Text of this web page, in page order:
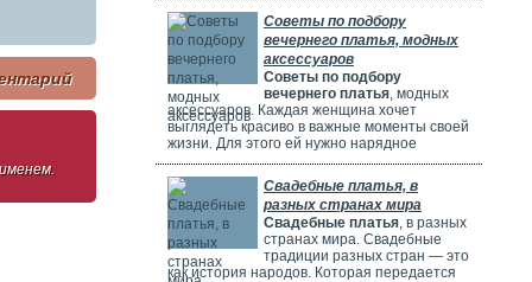
женщины чаще всего выбирают шубы из
соболя. Они красивые, дорогие и выглядят
очень элегантно. Соболя называют
"Королем всех мехов". Это значит, что он
самый шикарный и роскошный.
Советы по подбору
вечернего платья, модных
аксессуаров
Советы по подбору
вечернего платья, модных
аксессуаров. Каждая женщина хочет
выглядеть красиво в важные моменты своей
жизни. Для этого ей нужно нарядное
платье. В Москве огромный выбор таких
платьев. Вечерние платья в Москве очень
популярны. Потому что в городе много
театров, клубов и других мест. Где можно
повеселиться или встретиться с друзьями.
Также часто проходят праздничные
мероприятия, на которых нужно выглядеть
элегантно.
Свадебные платья, в
разных странах мира
Свадебные платья, в разных
странах мира. Свадебные
традиции разных стран — это
как история народов. Которая передается